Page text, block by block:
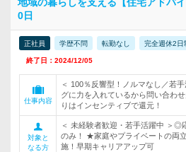
0日
正社員 学歴不問 転勤なし 完全週休2日
終了日：2024/12/05
仕事内容
＜ 100％反響型！ノルマなし／若
グに力を入れているから問い合わ
りはインセンティブで還元！
対象と
なる方
＜ 未経験者歓迎・若手活躍中 ＞◎
のみ！ ★家庭やプライベートの両
施！早期キャリアアップ可